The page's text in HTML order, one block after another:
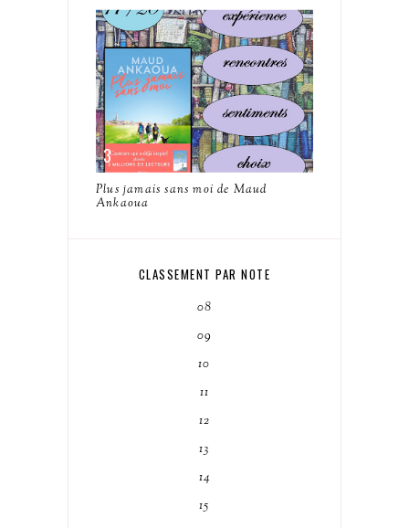
Plus jamais sans moi de Maud
Ankaoua
CLASSEMENT PAR NOTE
08
09
10
11
12
13
14
15